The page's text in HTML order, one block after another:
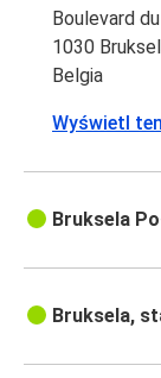
Boulevard
1030
Belgia
Wyświetl
Bruksela
Bruksela,